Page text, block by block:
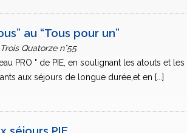
au “Tous pour un”
Quatorze n°55
PRO " de PIE, en soulignant les atouts et les
aux séjours de longue durée,et en [...]